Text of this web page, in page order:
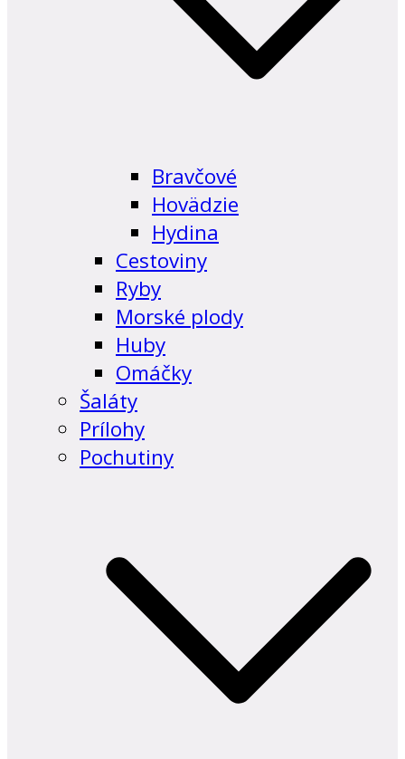
Bravčové
Hovädzie
Hydina
Cestoviny
Ryby
Morské plody
Huby
Omáčky
Šaláty
Prílohy
Pochutiny